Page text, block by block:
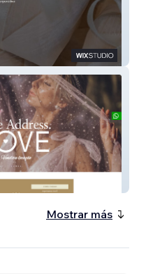
Mostrar más